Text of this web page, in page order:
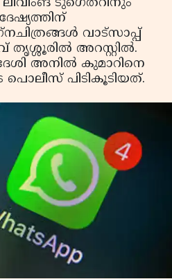
വാട്‌സാപ്പ്
തൃശ്ശൂരില്‍ അറസ്റ്റില്‍.
അനില്‍ കുമാറിനെ
പിടികൂടിയത്.